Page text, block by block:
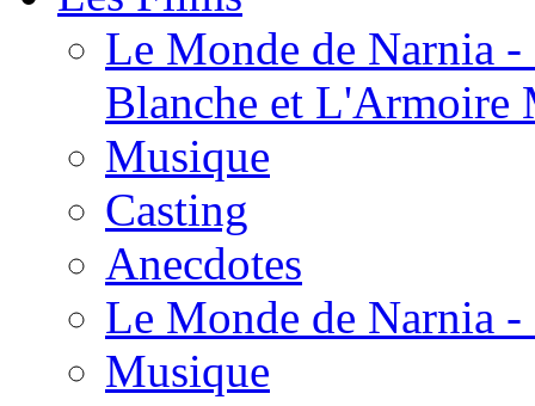
Le Monde de Narnia
Blanche et L'Armoire
Musique
Casting
Anecdotes
Le Monde de Narnia
Musique